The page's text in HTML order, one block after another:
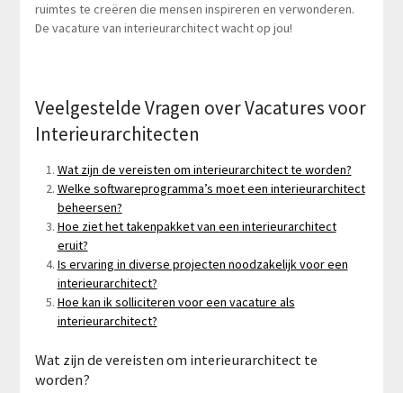
ruimtes te creëren die mensen inspireren en verwonderen.
De vacature van interieurarchitect wacht op jou!
Veelgestelde Vragen over Vacatures voor
Interieurarchitecten
Wat zijn de vereisten om interieurarchitect te worden?
Welke softwareprogramma’s moet een interieurarchitect
beheersen?
Hoe ziet het takenpakket van een interieurarchitect
eruit?
Is ervaring in diverse projecten noodzakelijk voor een
interieurarchitect?
Hoe kan ik solliciteren voor een vacature als
interieurarchitect?
Wat zijn de vereisten om interieurarchitect te
worden?